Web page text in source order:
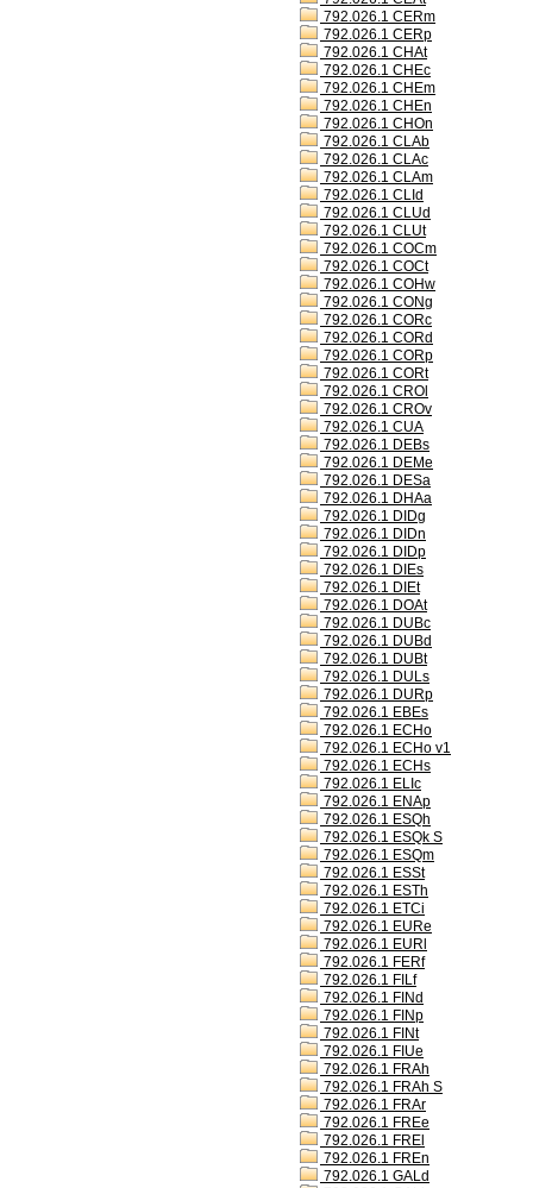
792.026.1 CERm
792.026.1 CERp
792.026.1 CHAt
792.026.1 CHEc
792.026.1 CHEm
792.026.1 CHEn
792.026.1 CHOn
792.026.1 CLAb
792.026.1 CLAc
792.026.1 CLAm
792.026.1 CLId
792.026.1 CLUd
792.026.1 CLUt
792.026.1 COCm
792.026.1 COCt
792.026.1 COHw
792.026.1 CONg
792.026.1 CORc
792.026.1 CORd
792.026.1 CORp
792.026.1 CORt
792.026.1 CROl
792.026.1 CROv
792.026.1 CUA
792.026.1 DEBs
792.026.1 DEMe
792.026.1 DESa
792.026.1 DHAa
792.026.1 DIDg
792.026.1 DIDn
792.026.1 DIDp
792.026.1 DIEs
792.026.1 DIEt
792.026.1 DOAt
792.026.1 DUBc
792.026.1 DUBd
792.026.1 DUBt
792.026.1 DULs
792.026.1 DURp
792.026.1 EBEs
792.026.1 ECHo
792.026.1 ECHo v1
792.026.1 ECHs
792.026.1 ELIc
792.026.1 ENAp
792.026.1 ESQh
792.026.1 ESQk S
792.026.1 ESQm
792.026.1 ESSt
792.026.1 ESTh
792.026.1 ETCi
792.026.1 EURe
792.026.1 EURl
792.026.1 FERf
792.026.1 FILf
792.026.1 FINd
792.026.1 FINp
792.026.1 FINt
792.026.1 FIUe
792.026.1 FRAh
792.026.1 FRAh S
792.026.1 FRAr
792.026.1 FREe
792.026.1 FREl
792.026.1 FREn
792.026.1 GALd